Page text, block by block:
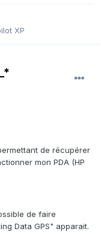
XP
de récupérer
mon PDA (HP
de faire
Data GPS" apparait.